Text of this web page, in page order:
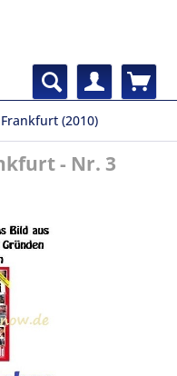
(2010)
- Nr. 3